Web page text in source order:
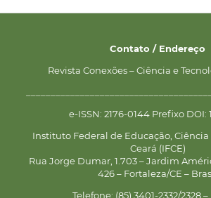
Contato / Endereço
Revista Conexões – Ciência e
e-ISSN: 2176-0144 Prefixo DOI:
Instituto Federal de Educação,
Ceará (IFCE)
Rua Jorge Dumar, 1.703 – Jardim
426 – Fortaleza/CE –
Telefone: (85) 3401-2332/2328